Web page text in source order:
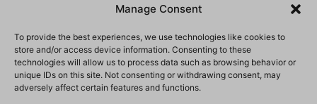
Manage Consent
To provide the best experiences, we use technologies like cookies to
store and/or access device information. Consenting to these
technologies will allow us to process data such as browsing behavior or
unique IDs on this site. Not consenting or withdrawing consent, may
adversely affect certain features and functions.